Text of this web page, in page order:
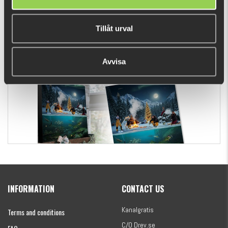
Tillåt urval
Avvisa
Seducing wriggling and belly-flashing action – even at low speed
Slots in back and belly for
Hand painted detailed colors
Flatnose Mini 9cm, 10-pack
€154.86
INFORMATION
Terms and conditions
CONTACT US
Kanalgratis
C/O Drev.se